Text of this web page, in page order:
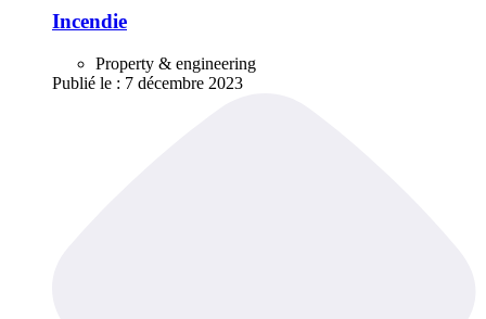
Incendie
Property & engineering
Publié le : 7 décembre 2023